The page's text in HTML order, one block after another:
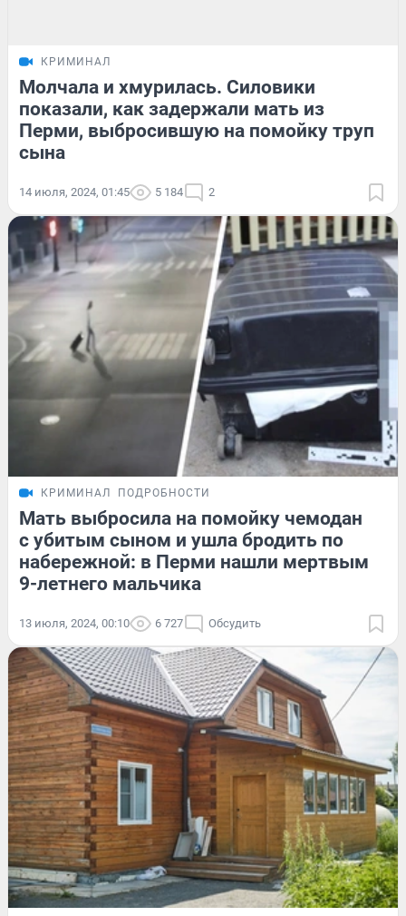
КРИМИНАЛ
Молчала и хмурилась. Силовики
показали, как задержали мать из
Перми, выбросившую на помойку труп
сына
14 июля, 2024, 01:45 5 184 2
КРИМИНАЛ ПОДРОБНОСТИ
Мать выбросила на помойку чемодан
с убитым сыном и ушла бродить по
набережной: в Перми нашли мертвым
9-летнего мальчика
13 июля, 2024, 00:10 6 727 Обсудить